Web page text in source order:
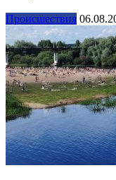
Происшествия